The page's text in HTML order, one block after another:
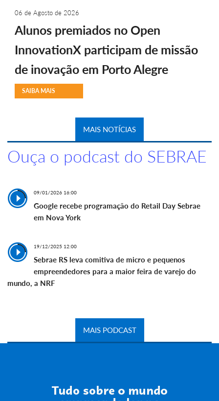
06 de Agosto de 2026
Alunos premiados no Open
InnovationX participam de missão
de inovação em Porto Alegre
SAIBA MAIS
MAIS NOTÍCIAS
Ouça o podcast do SEBRAE
09/01/2026 16:00
Google recebe programação do Retail Day Sebrae
em Nova York
19/12/2025 12:00
Sebrae RS leva comitiva de micro e pequenos
empreendedores para a maior feira de varejo do
mundo, a NRF
MAIS PODCAST